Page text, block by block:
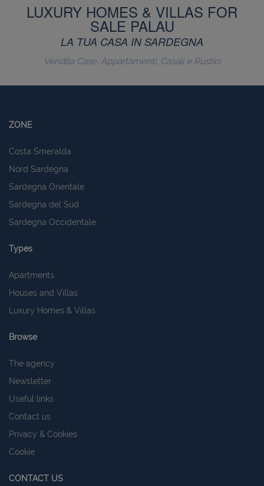
LUXURY HOMES & VILLAS FOR
SALE PALAU
LA TUA CASA IN SARDEGNA
Vendita Case, Appartamenti, Casali e Rustici
ZONE
Costa Smeralda
Nord Sardegna
Sardegna Orientale
Sardegna del Sud
Sardegna Occidentale
Types
Apartments
Houses and Villas
Luxury Homes & Villas
Browse
The agency
Newsletter
Useful links
Contact us
Privacy & Cookies
Cookie
CONTACT US
Strettamente necessari e Statistiche